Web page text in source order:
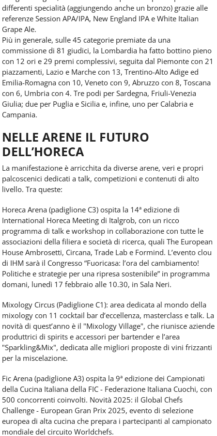
differenti specialità (aggiungendo anche un bronzo) grazie alle
referenze Session APA/IPA, New England IPA e White Italian
Grape Ale.
Più in generale, sulle 45 categorie premiate da una
commissione di 81 giudici, la Lombardia ha fatto bottino pieno
con 12 ori e 29 premi complessivi, seguita dal Piemonte con 21
piazzamenti, Lazio e Marche con 13, Trentino-Alto Adige ed
Emilia-Romagna con 10, Veneto con 9, Abruzzo con 8, Toscana
con 6, Umbria con 4. Tre podi per Sardegna, Friuli-Venezia
Giulia; due per Puglia e Sicilia e, infine, uno per Calabria e
Campania.
NELLE ARENE IL FUTURO
DELL’HORECA
La manifestazione è arricchita da diverse arene, veri e propri
palcoscenici dedicati a talk, competizioni e contenuti di alto
livello. Tra queste:
Horeca Arena (padiglione C3) ospita la 14ª edizione di
International Horeca Meeting di Italgrob, con un ricco
programma di talk e workshop in collaborazione con tutte le
associazioni della filiera e società di ricerca, quali The European
House Ambrosetti, Circana, Trade Lab e Formind. L’evento clou
di IHM sarà il Congresso “Fuoricasa: l’ora del cambiamento!
Politiche e strategie per una ripresa sostenibile” in programma
domani, lunedì 17 febbraio alle 10.30, in Sala Neri.
Mixology Circus (Padiglione C1): area dedicata al mondo della
mixology con 11 cocktail bar d’eccellenza, masterclass e talk. La
novità di quest’anno è il "Mixology Village", che riunisce aziende
produttrici di spirits e accessori per bartender e l’area
"Sparkling&Mix", dedicata alle migliori proposte di vini frizzanti
per la miscelazione.
Fic Arena (padiglione A3) ospita la 9ª edizione dei Campionati
della Cucina Italiana della FIC - Federazione Italiana Cuochi, con
500 concorrenti coinvolti. Novità 2025: il Global Chefs
Challenge - European Gran Prix 2025, evento di selezione
europea di alta cucina che prepara i partecipanti al campionato
mondiale del circuito Worldchefs.